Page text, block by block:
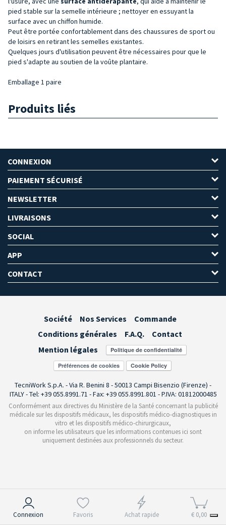
Connexion Favoris Achat rapide € 0,00
pied stable sur la semelle intérieure ; nettoyer en essuyant la
surface avec un chiffon humide.
Peut être portée confortablement dans des chaussures de sport ou
de loisirs en retirant les semelles existantes.
Quelques jours d'utilisation peuvent être nécessaires pour que le
pied s'adapte au soutien de la voûte plantaire.
Emballage 1 paire
Produits liés
CONNEXION
PAIEMENT SÉCURISÉ
NEWSLETTER
LIVRAISONS
SOCIAL
APP
CONTACT
Société Nos Services
Commande
Conditions générales
F.A.Q.
Contact
Mention légales
Préférences de cookies
TecniWork S.p.A. - Via R. Benini 8 - 50013 Campi Bisenzio (Firenze) -
ITALY - Tel: +39 055.8991.71 - Fax: +39 055.8991.801 - P.IVA: 01812000485
Conformément aux directives du Ministère de la Santé concernant la publicité
médicale sur les dispositifs médicaux, les dispositifs médico-diagnostiques in
vitro et les dispositifs médico-chirurgicaux,
on informe les utilisateurs que les informations contenues ici sont
uniquement destinées aux professionnels du secteur.
Notification lors de la collecte